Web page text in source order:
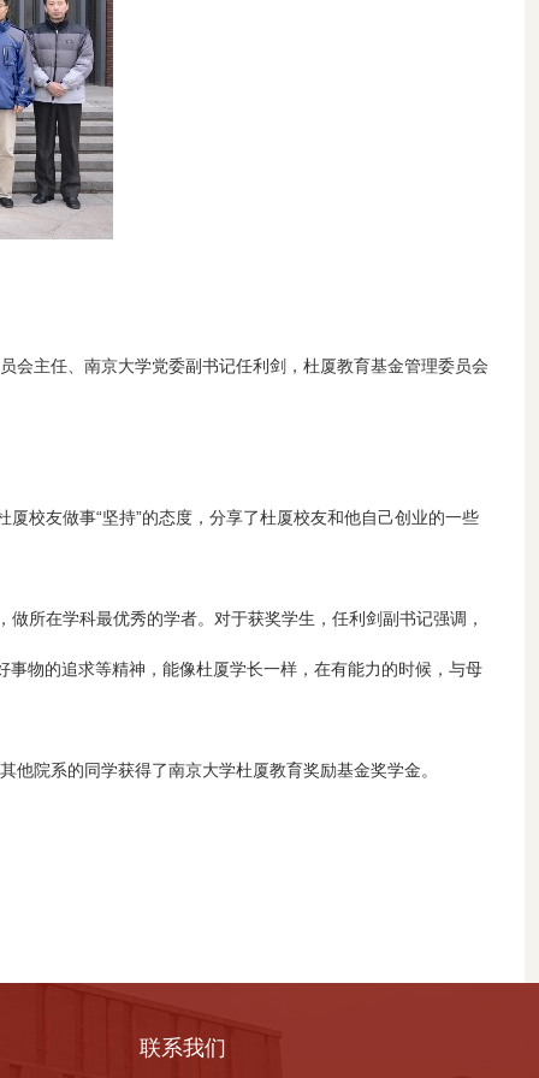
会主任、南京大学党委副书记任利剑，杜厦教育基金管理委员会
校友做事“坚持”的态度，分享了杜厦校友和他自己创业的一些
所在学科最优秀的学者。对于获奖学生，任利剑副书记强调，
物的追求等精神，能像杜厦学长一样，在有能力的时候，与母
院系的同学获得了南京大学杜厦教育奖励基金奖学金。
联系我们